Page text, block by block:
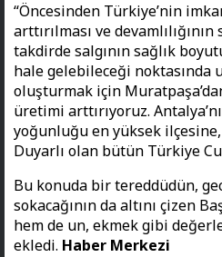
“Öncesinden Türkiye’nin
arttırılması ve
takdirde salgının sağlık
hale gelebileceği noktasında
oluşturmak için
üretimi arttırıyoruz.
yoğunluğu en yüksek ilçesine,
Duyarlı olan bütün Türkiye
Bu konuda bir tereddüdün,
sokacağının da altını çizen
hem de un, ekmek gibi
ekledi. Haber Merkezi